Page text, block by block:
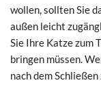
wollen, sollten Sie
außen leicht
Sie Ihre Katze zum
bringen müssen.
nach dem